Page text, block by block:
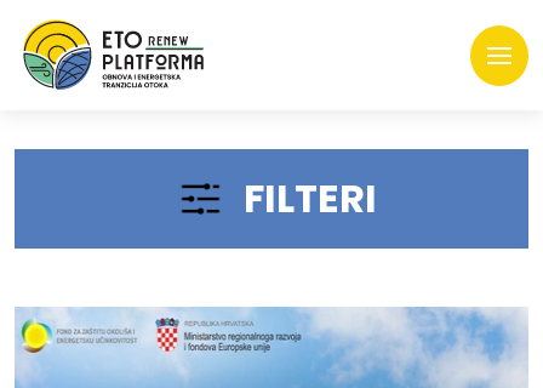
FILTERI